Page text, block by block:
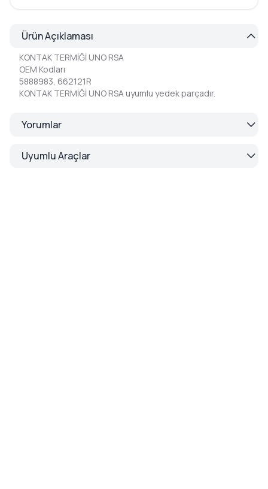
Ürün Açıklaması
KONTAK TERMİĞİ UNO RSA
OEM Kodları
5888983, 662121R
KONTAK TERMİĞİ UNO RSA uyumlu yedek parçadır.
Yorumlar
Uyumlu Araçlar